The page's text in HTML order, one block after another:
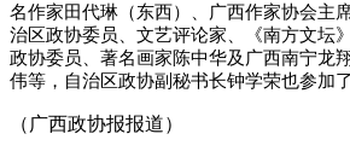
名作家田代琳（东西）、广西作家协会主
治区政协委员、文艺评论家、《南方文坛
政协委员、著名画家陈中华及广西南宁龙
伟等，自治区政协副秘书长钟学荣也参加了
（广西政协报报道）